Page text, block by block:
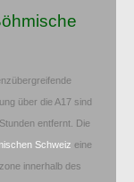
über die A17 sind
entfernt. Die
Schweiz eine
innerhalb des